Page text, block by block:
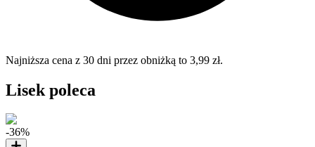
Najniższa cena z 30 dni przez obniżką to 3,99 zł.
Lisek poleca
-36%